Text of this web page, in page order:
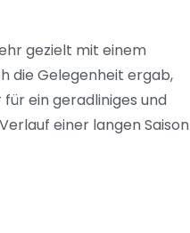
gezielt mit einem
die Gelegenheit ergab,
ein geradliniges und
einer langen Saison